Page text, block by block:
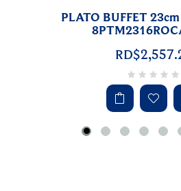
PLATO BUFFET 23cm GRIS
8PTM2316ROCA3 1/1
RD$2,557.23